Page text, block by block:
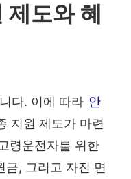
제도와 혜
다. 이에 따라 안
지원 제도가 마련
령운전자를 위한
금, 그리고 자진 면